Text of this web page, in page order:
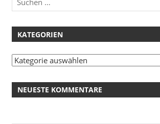
KATEGORIEN
Kategorien
NEUESTE KOMMENTARE